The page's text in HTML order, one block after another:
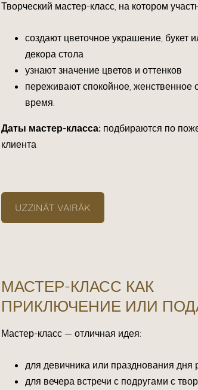
Творческий мастер-класс, на котором
создают цветочное украшение, букет
декора стола
узнают значение цветов и оттенков
переживают спокойное, женственное
время.
Даты мастер-класса: подбираются по
клиента
UZZINĀT VAIRĀK
МАСТЕР-КЛАСС КАК
ПРИКЛЮЧЕНИЕ ИЛИ
Мастер-класс — отличная идея:
для девичника или празднования дня
для вечера встречи с подругами с